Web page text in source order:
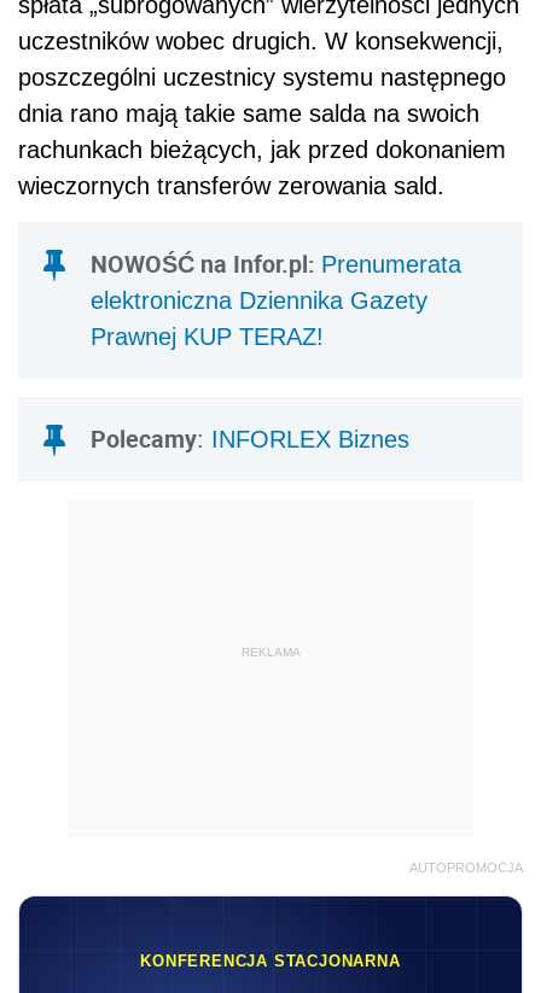
uczestników wobec drugich. W konsekwencji,
poszczególni uczestnicy systemu następnego
dnia rano mają takie same salda na swoich
rachunkach bieżących, jak przed dokonaniem
wieczornych transferów zerowania sald.
NOWOŚĆ na Infor.pl: Prenumerata
elektroniczna Dziennika Gazety
Prawnej KUP TERAZ!
Polecamy: INFORLEX Biznes
REKLAMA
AUTOPROMOCJA
KONFERENCJA STACJONARNA